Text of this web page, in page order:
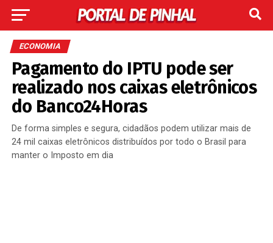
ECONOMIA
Pagamento do IPTU pode ser
realizado nos caixas eletrônicos
do Banco24Horas
De forma simples e segura, cidadãos podem utilizar mais de
24 mil caixas eletrônicos distribuídos por todo o Brasil para
manter o Imposto em dia